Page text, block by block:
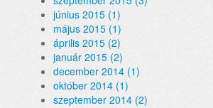
június 2015 (1)
május 2015 (1)
április 2015 (2)
január 2015 (2)
december 2014 (1)
október 2014 (1)
szeptember 2014 (2)